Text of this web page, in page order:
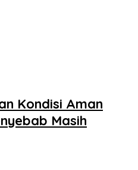
Kondisi Aman
Masih